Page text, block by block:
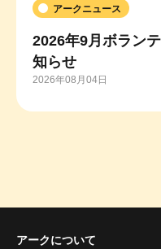
アークニュース
2026年9月ボラン
知らせ
2026年08月04日
アークについて